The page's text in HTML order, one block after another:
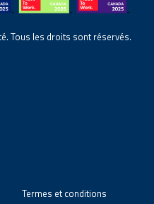
Tous les droits sont réservés.
Termes et conditions